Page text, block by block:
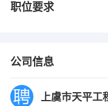
职位要求
公司信息
上虞市天平